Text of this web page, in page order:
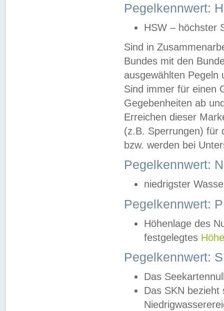
Pegelkennwert:
HSW – höchster
Sind in
Bundes mit den
ausgewählten
Sind immer für einen
Gegebenheiten ab
Erreichen dieser
(z.B. Sperrungen) für
bzw. werden bei
Pegelkennwert:
niedrigster
Pegelkennwert:
Höhenlage des
festgelegtes
Pegelkennwert:
Das
Das SKN